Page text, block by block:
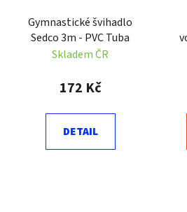
Gymnastické švihadlo
Sedco 3m - PVC Tuba
Skladem ČR
172 Kč
DETAIL